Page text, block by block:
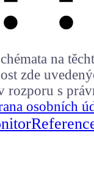
na
zde
rozporu s
osobních